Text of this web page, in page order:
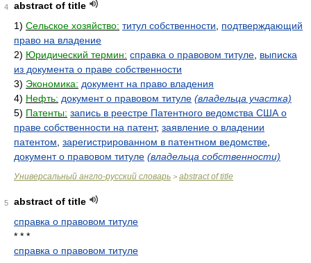
4
abstract of title
1) Сельское хозяйство: титул собственности
подтверждающий
право на владение
2) Юридический термин: справка о правовом титуле выписка
из документа о праве собственности
3) Экономика: документ на право владения
4) Нефть: документ о правовом титуле (владельца участка)
5) Патенты: запись в реестре Патентного ведомства США о
праве собственности на патент, заявление о владении
патентом зарегистрированном в патентном ведомстве
документ о правовом титуле (владельца собственности)
Универсальный англо-русский словарь > abstract of title
5
abstract of title
справка о правовом титуле
* * *
справка о правовом титуле